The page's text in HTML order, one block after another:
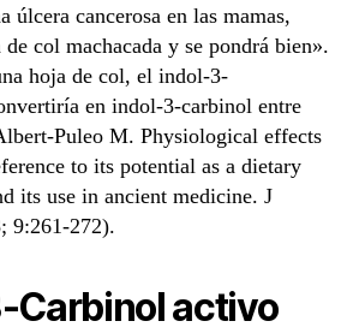
úlcera cancerosa en las mamas,
col machacada y se pondrá bien».
hoja de col, el indol-3-
en indol-3-carbinol entre
Puleo M. Physiological effects
to its potential as a dietary
its use in ancient medicine. J
9:261-272).
Carbinol activo